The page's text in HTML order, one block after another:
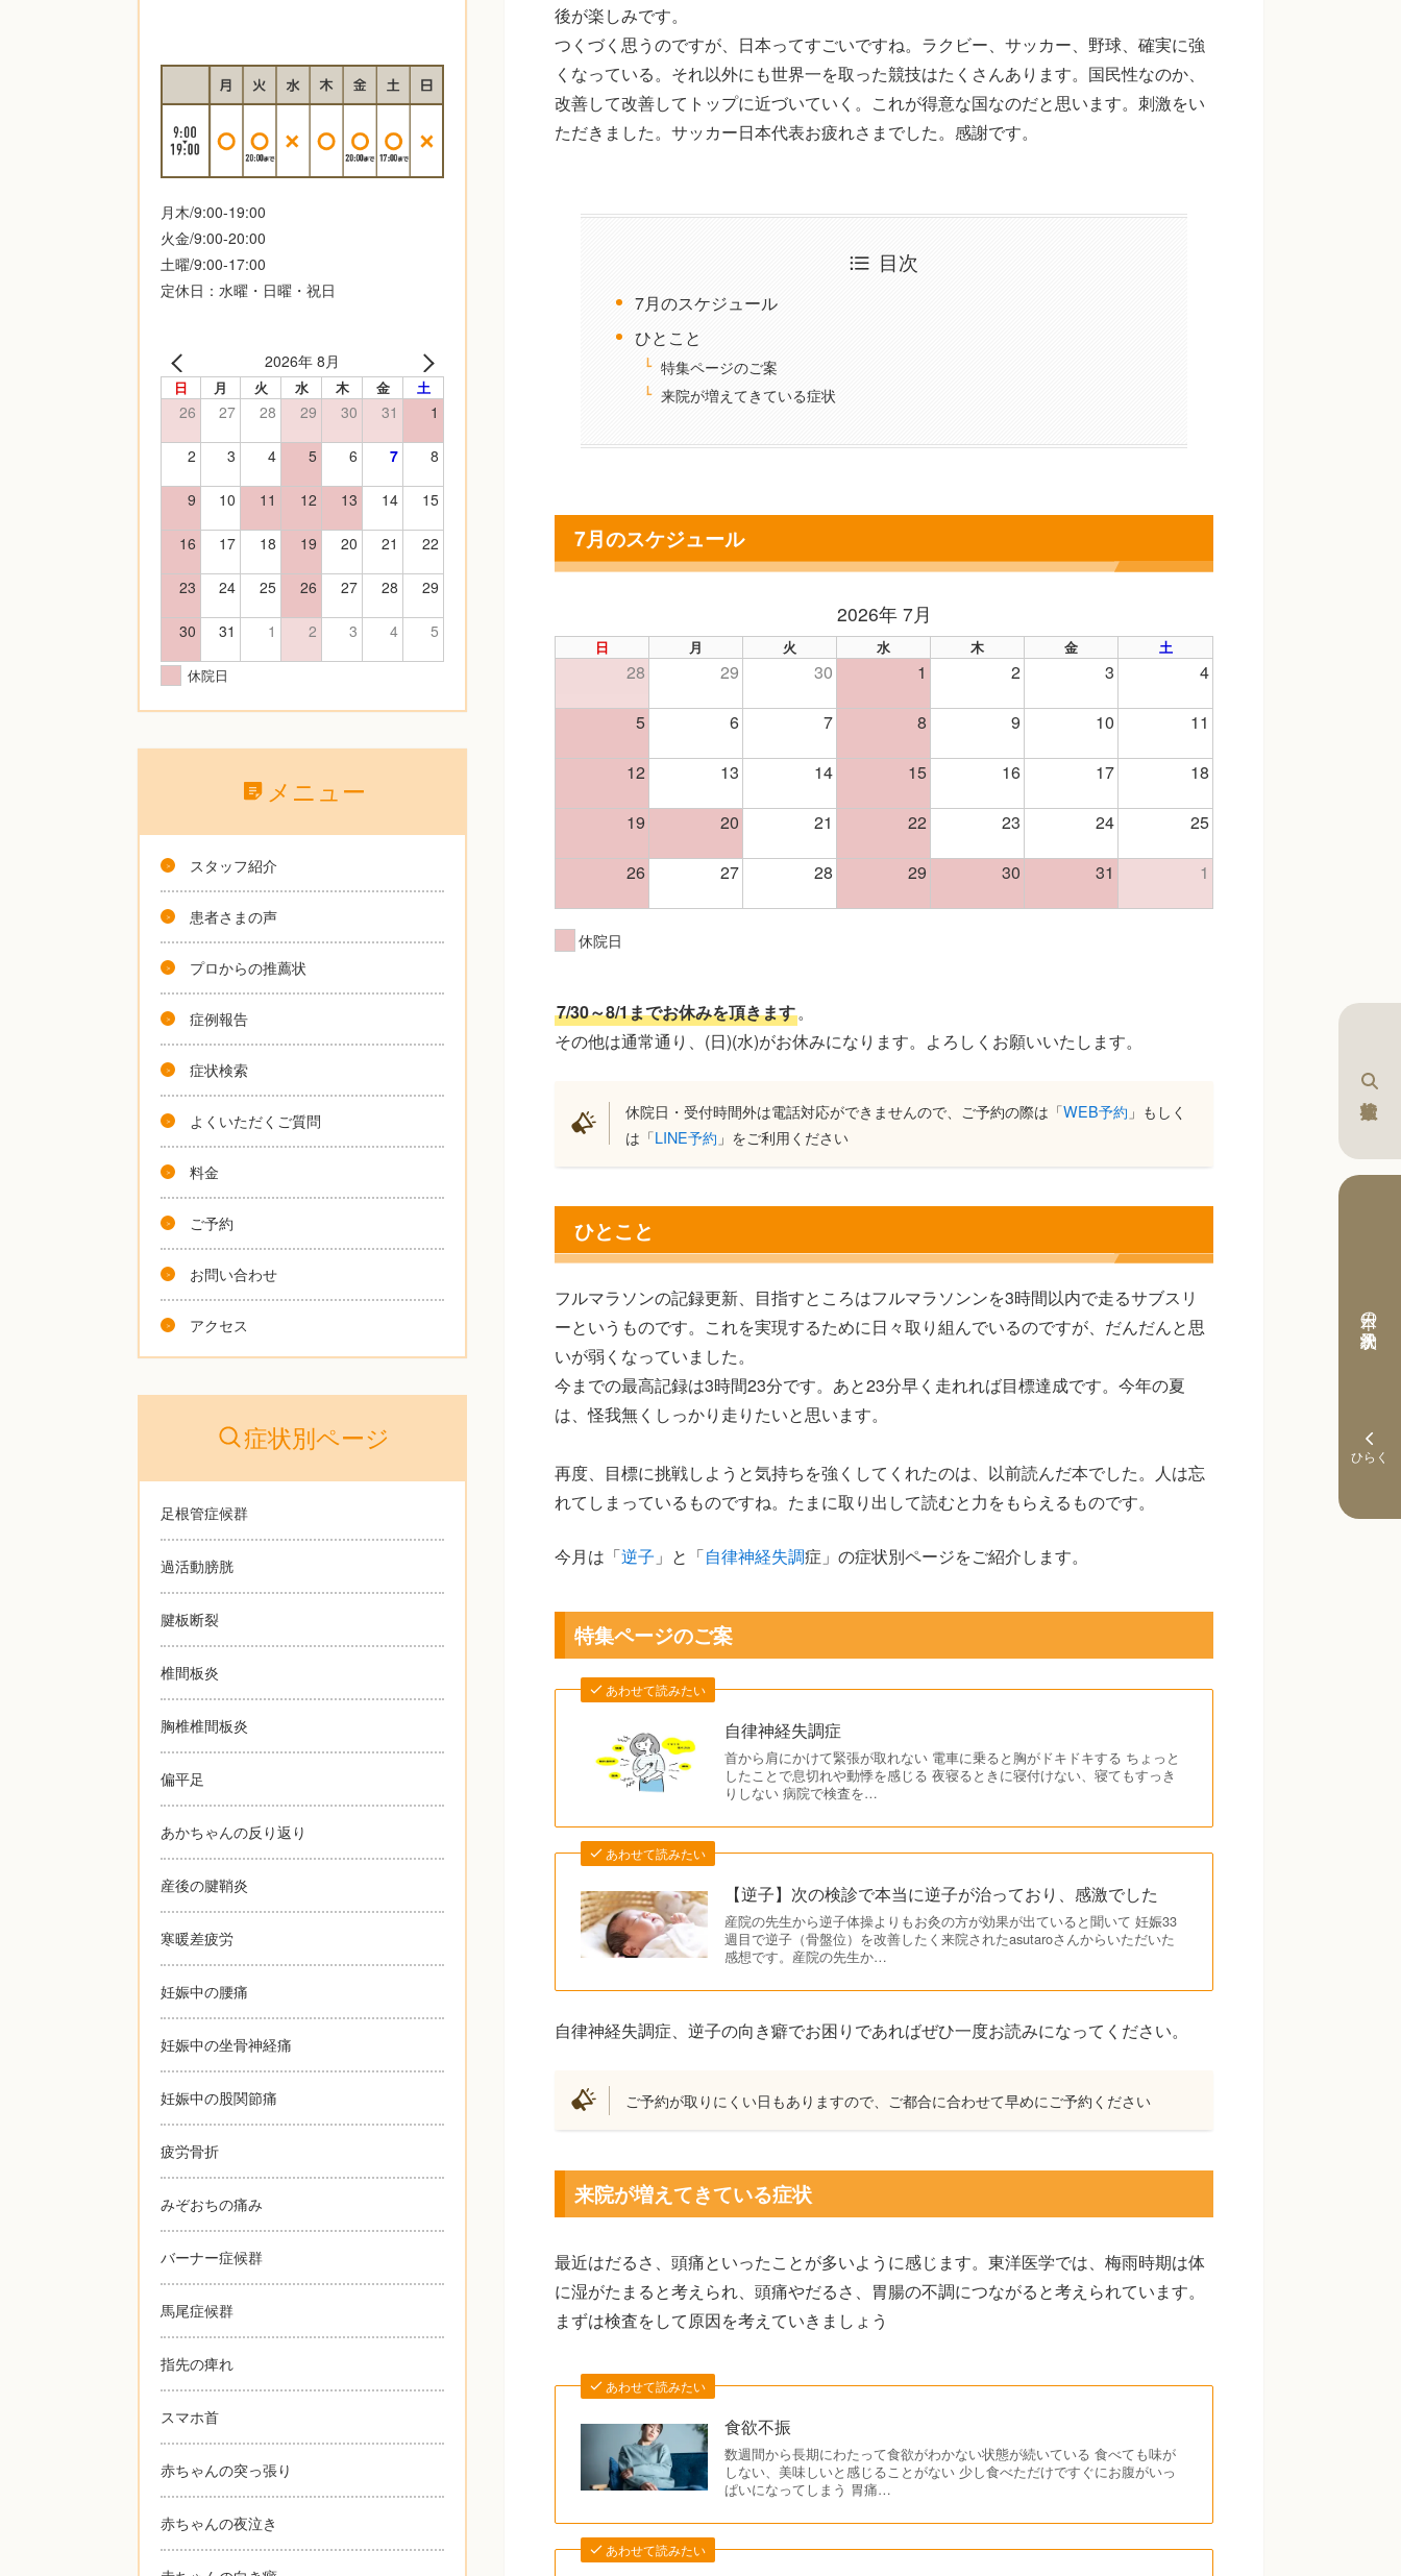
本日の予約状況
後が楽しみです。
つくづく思うのですが、日本ってすごいですね。ラクビー、サッカー、野球、確実に強
くなっている。それ以外にも世界一を取った競技はたくさんあります。国民性なのか、
改善して改善してトップに近づいていく。これが得意な国なのだと思います。刺激をい
ただきました。サッカー日本代表お疲れさまでした。感謝です。
目次
7月のスケジュール
ひとこと
特集ページのご案
来院が増えてきている症状
7月のスケジュール
2026年 7月
日 月 火 水 木 金 土
28 29 30 1 2 3 4
5 6 7 8 9 10 11
12 13 14 15 16 17 18
19 20 21 22 23 24 25
26 27 28 29 30 31 1
休院日
7/30～8/1までお休みを頂きます。
その他は通常通り、(日)(水)がお休みになります。よろしくお願いいたします。
休院日・受付時間外は電話対応ができませんので、ご予約の際は「WEB予約 」もしく
は「LINE予約 」をご利用ください
ひとこと
フルマラソンの記録更新、目指すところはフルマラソンンを3時間以内で走るサブスリ
ーというものです。これを実現するために日々取り組んでいるのですが、だんだんと思
いが弱くなっていました。
今までの最高記録は3時間23分です。あと23分早く走れれば目標達成です。今年の夏
は、怪我無くしっかり走りたいと思います。
再度、目標に挑戦しようと気持ちを強くしてくれたのは、以前読んだ本でした。人は忘
れてしまっているものですね。たまに取り出して読むと力をもらえるものです。
今月は「逆子 」と「自律神経失調症」の症状別ページをご紹介します。
特集ページのご案
あわせて読みたい
自律神経失調症
首から肩にかけて緊張が取れない 電車に乗ると胸がドキドキする ちょっと
したことで息切れや動悸を感じる 夜寝るときに寝付けない、寝てもすっき
りしない 病院で検査を…
あわせて読みたい
【逆子】次の検診で本当に逆子が治っており、感激でした
産院の先生から逆子体操よりもお灸の方が効果が出ていると聞いて 妊娠33
週目で逆子（骨盤位）を改善したく来院されたasutaroさんからいただいた
感想です。産院の先生か…
自律神経失調症、逆子の向き癖でお困りであればぜひ一度お読みになってください。
ご予約が取りにくい日もありますので、ご都合に合わせて早めにご予約ください
来院が増えてきている症状
最近はだるさ、頭痛といったことが多いように感じます。東洋医学では、梅雨時期は体
に湿がたまると考えられ、頭痛やだるさ、胃腸の不調につながると考えられています。
まずは検査をして原因を考えていきましょう
あわせて読みたい
食欲不振
数週間から長期にわたって食欲がわかない状態が続いている 食べても味が
しない、美味しいと感じることがない 少し食べただけですぐにお腹がいっ
ぱいになってしまう 胃痛…
あわせて読みたい
月木/9:00-19:00
火金/9:00-20:00
土曜/9:00-17:00
定休日：水曜・日曜・祝日
2026年 8月
日 月 火 水 木 金 土
26 27 28 29 30 31 1
2 3 4 5 6 7 8
9 10 11 12 13 14 15
16 17 18 19 20 21 22
23 24 25 26 27 28 29
30 31 1 2 3 4 5
休院日
メニュー
スタッフ紹介
患者さまの声
プロからの推薦状
症例報告
症状検索
よくいただくご質問
料金
ご予約
お問い合わせ
アクセス
症状別ページ
足根管症候群
過活動膀胱
腱板断裂
椎間板炎
胸椎椎間板炎
偏平足
あかちゃんの反り返り
産後の腱鞘炎
寒暖差疲労
妊娠中の腰痛
妊娠中の坐骨神経痛
妊娠中の股関節痛
疲労骨折
みぞおちの痛み
バーナー症候群
馬尾症候群
指先の痺れ
スマホ首
赤ちゃんの突っ張り
赤ちゃんの夜泣き